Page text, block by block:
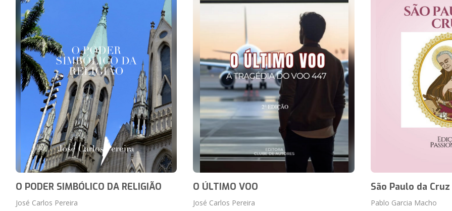
O PODER SIMBÓLICO DA RELIGIÃO
José Carlos Pereira
O ÚLTIMO VOO
José Carlos Pereira
São Paulo da Cruz
Pablo Garcia Macho